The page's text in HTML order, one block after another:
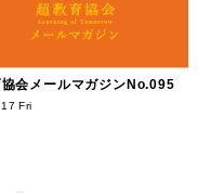
会メールマガジンNo.095
Fri